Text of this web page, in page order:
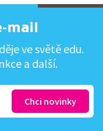
mail
ve světě edu.
a další.